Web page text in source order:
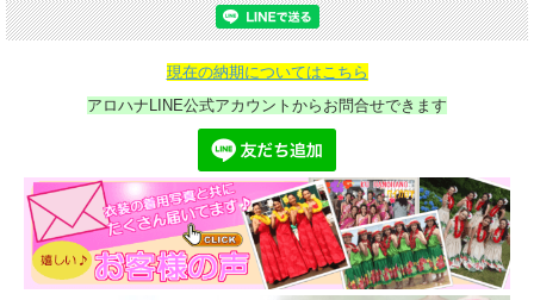
現在の納期についてはこちら
アロハナLINE公式アカウントからお問合せできます